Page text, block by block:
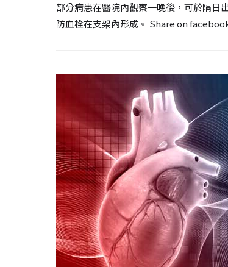
部分病患在醫院內觀察一晚後，可於隔日
防血栓在支架內形成。 Share on